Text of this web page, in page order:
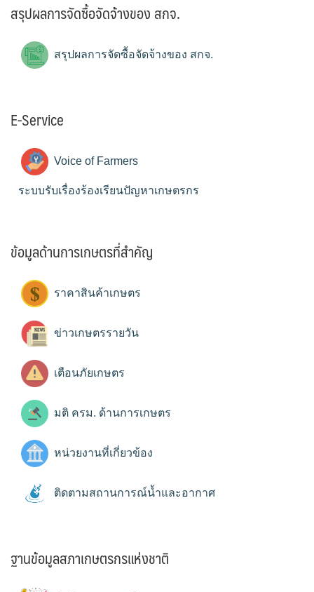
สรุปผลการจัดซื้อจัดจ้างของ สกจ.
สรุปผลการจัดซื้อจัดจ้างของ สกจ.
E-Service
Voice of Farmers
ระบบรับเรื่องร้องเรียนปัญหาเกษตรกร
ข้อมูลด้านการเกษตรที่สำคัญ
ราคาสินค้าเกษตร
ข่าวเกษตรรายวัน
เตือนภัยเกษตร
มติ ครม. ด้านการเกษตร
หน่วยงานที่เกี่ยวข้อง
ติดตามสถานการณ์น้ำและอากาศ
ฐานข้อมูลสภาเกษตรกรแห่งชาติ